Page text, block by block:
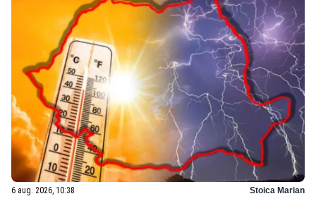
6 aug. 2026, 10:38 Stoica Marian